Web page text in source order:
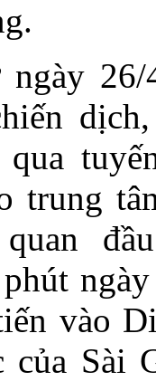
26/
trung
vào
của Sài